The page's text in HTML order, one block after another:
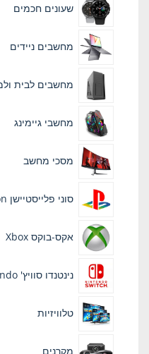
שעונים חכמים
מחשבים ניידים
מחשבים לבית
מחשבי גיימינג
מסכי מחשב
סוני פלייסטיישן PlayStation
אקס-בוקס Xbox
נינטנדו סוויץ' Nintendo
טלוויזיות
מקרנים